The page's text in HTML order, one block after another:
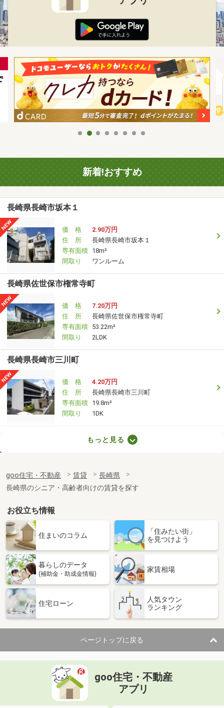
新着!おすすめ
長崎県長崎市坂本１
価 格
2.90万円
住 所
長崎県長崎市坂本１
専有面積 18m²
間取り
ワンルーム
長崎県佐世保市権常寺町
価 格
7.20万円
住 所
長崎県佐世保市権常寺町
専有面積 53.22m²
間取り
2LDK
長崎県長崎市三川町
価 格
4.20万円
住 所
長崎県長崎市三川町
専有面積 19.8m²
間取り
1DK
専有面積
55.89m²
間取り
2LDK
長崎県長崎市元船町
価 格
7.30万円
長崎県長崎市元船町
専有面積 50.69m²
間取り
長崎県長崎市元船町
住 所
長崎県長崎市元船町
専有面積 67.49m²
間取り
2LDK
長崎県長崎市元船町
価 格
住 所
長崎県長崎市元船町
専有面積 63.84m²
もっと見る
goo住宅・不動産 賃貸
長崎県
長崎県のシニア・高齢者向けの賃貸を探す
お役立ち情報
住まいのコラム
「住みたい街」
を見つけよう
暮らしのデータ
(補助金・助成金情報)
家賃相場
住宅ローン
人気タウン
ランキング
ページトップに戻る
goo住宅・不動産
アプリ